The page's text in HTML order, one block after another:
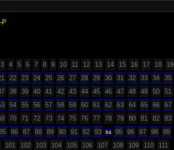
P
3 4 5 6 7 8 9 10 11 12 13 14 15 16 17 18
19
22 23 24 25 26 27 28 29 30 31 32 33 34
35
38 39 40 41 42 43 44 45 46 47 48 49 50
51
54 55 56 57 58 59 60 61 62 63 64 65 66
67
70 71 72 73 74 75 76 77 78 79 80 81 82
83
86 87 88 89 90 91 92 93 94 95 96 97 98
99
101 102 103 104 105 106 107 108 109 110 111